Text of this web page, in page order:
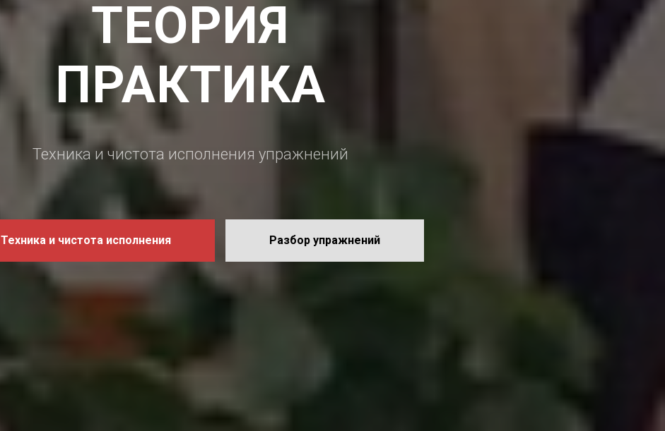
ТЕОРИЯ
ПРАКТИКА
Техника и чистота исполнения упражнений
Техника и чистота исполнения Разбор упражнений